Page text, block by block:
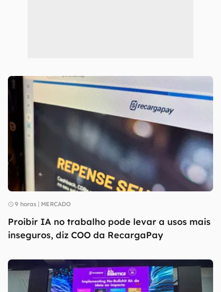
9 horas MERCADO
Proibir IA no trabalho pode levar a usos mais
inseguros, diz COO da RecargaPay